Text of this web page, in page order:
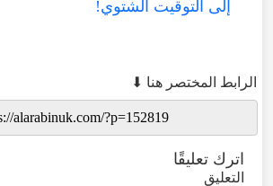
إلى التوقيت الشتوي!
الرابط المختصر هنا ⬇
اترك تعليقًا
التعليق